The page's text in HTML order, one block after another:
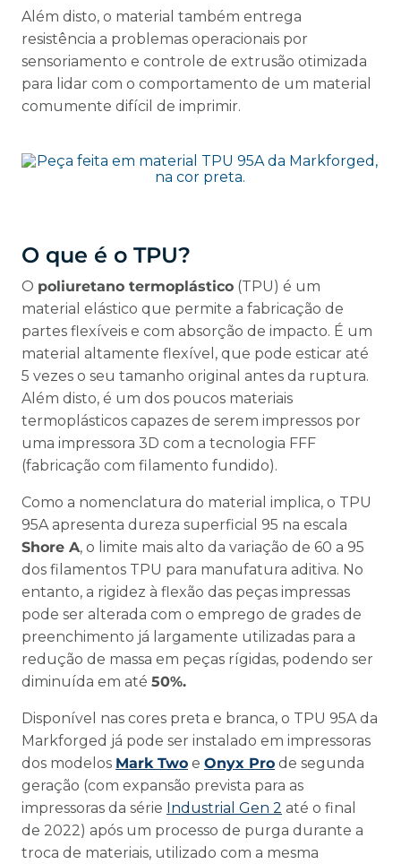
Além disto, o material também entrega
resistência a problemas operacionais por
sensoriamento e controle de extrusão otimizada
para lidar com o comportamento de um material
comumente difícil de imprimir.
O que é o TPU?
O poliuretano termoplástico (TPU) é um
material elástico que permite a fabricação de
partes flexíveis e com absorção de impacto. É um
material altamente flexível, que pode esticar até
5 vezes o seu tamanho original antes da ruptura.
Além disto, é um dos poucos materiais
termoplásticos capazes de serem impressos por
uma impressora 3D com a tecnologia FFF
(fabricação com filamento fundido).
Como a nomenclatura do material implica, o TPU
95A apresenta dureza superficial 95 na escala
Shore A, o limite mais alto da variação de 60 a 95
dos filamentos TPU para manufatura aditiva. No
entanto, a rigidez à flexão das peças impressas
pode ser alterada com o emprego de grades de
preenchimento já largamente utilizadas para a
redução de massa em peças rígidas, podendo ser
diminuída em até 50%.
Disponível nas cores preta e branca, o TPU 95A da
Markforged já pode ser instalado em impressoras
dos modelos Mark Two e Onyx Pro de segunda
geração (com expansão prevista para as
impressoras da série Industrial Gen 2 até o final
de 2022) após um processo de purga durante a
troca de materiais, utilizado com a mesma